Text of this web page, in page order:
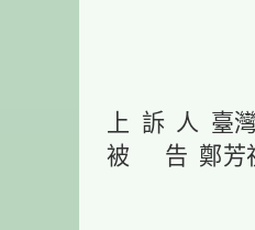
上 訴 人 臺
被 告 鄭芳